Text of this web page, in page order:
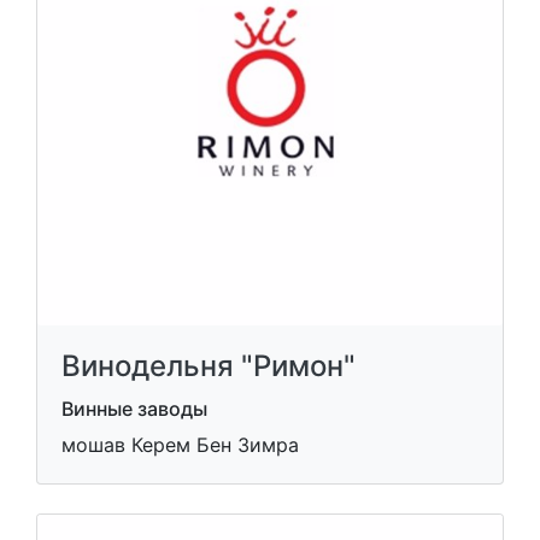
Винодельня "Римон"
Винные заводы
мошав Керем Бен Зимра